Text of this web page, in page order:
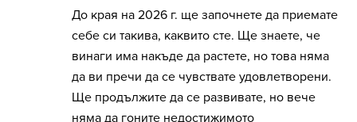
До края на 2026 г. ще започнете да приемате
себе си такива, каквито сте. Ще знаете, че
винаги има накъде да растете, но това няма
да ви пречи да се чувствате удовлетворени.
Ще продължите да се развивате, но вече
няма да гоните недостижимото